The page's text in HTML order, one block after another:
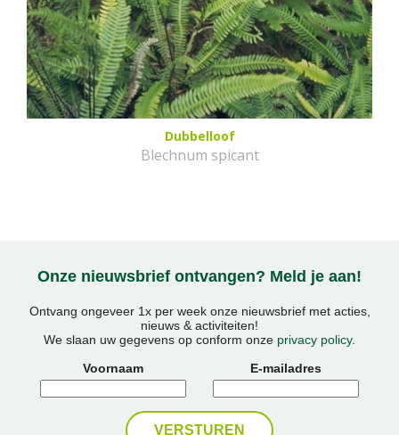
Dubbelloof
Blechnum spicant
Onze nieuwsbrief ontvangen? Meld je aan!
Ontvang ongeveer 1x per week onze nieuwsbrief met acties,
nieuws & activiteiten!
We slaan uw gegevens op conform onze privacy policy.
Voornaam
E-mailadres